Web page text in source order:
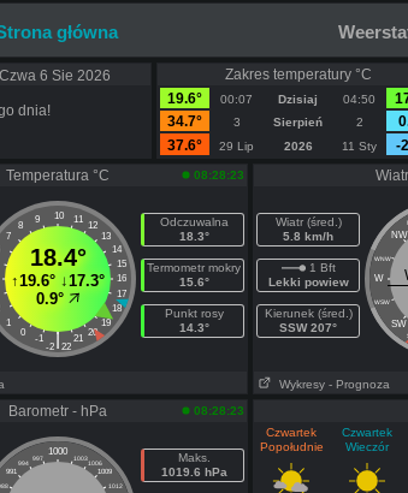
główna
Czwa 6 Sie 2026
dnia!
Zakres temperatury °C
19.6°
00:07 Dzisiaj 04:50
34.7°
3 Sierpień 2
37.6°
29 Lip 2026 11 Sty -
Temperatura °C 08:28:23
10
9 11
8
12
7
13
14
15
16
17
18
1
19
0
20
-1 21
|
-2 22
18.4°
↑19.6° ↓17.3°
0.9°
Odczuwalna
18.3°
Termometr mokry
15.6°
Punkt rosy
14.3°
Wiatr (śred.)
5.8 km/h
1 Bft
Lekki powiew
Kierunek (śred.)
SSW 207°
NW
WNW
W
WSW
SW
Wykresy - Prognoza
Barometr - hPa 08:28:23
1000
997 1003
994
1006
991
1009
1012
Maks.
1019.6 hPa
Czwartek
Popołudnie
Czwartek
Wieczór